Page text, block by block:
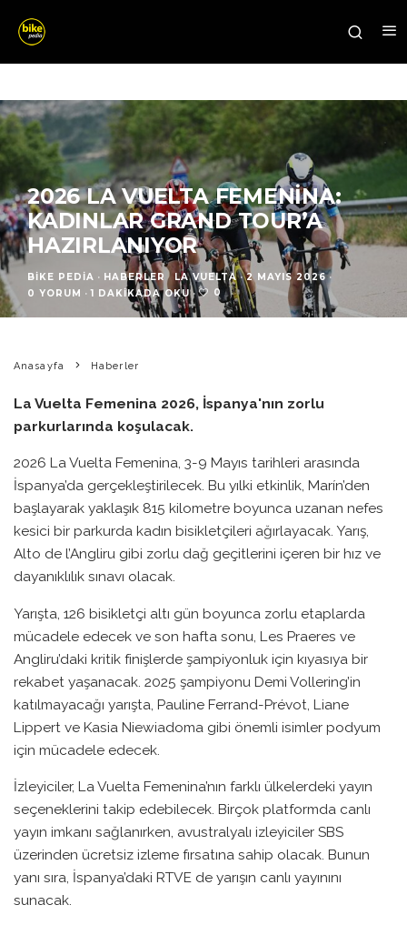
2026 LA VUELTA FEMENINA:
KADINLAR GRAND TOUR’A
HAZIRLANIYOR
BIKE PEDIA · HABERLER LA VUELTA · 2 MAYIS 2026 ·
0 YORUM · 1 DAKIKADA OKU · 0
Anasayfa Haberler
La Vuelta Femenina 2026, İspanya'nın zorlu
parkurlarında koşulacak.
2026 La Vuelta Femenina, 3-9 Mayıs tarihleri arasında
İspanya’da gerçekleştirilecek. Bu yılki etkinlik, Marín’den
başlayarak yaklaşık 815 kilometre boyunca uzanan nefes
kesici bir parkurda kadın bisikletçileri ağırlayacak. Yarış,
Alto de l’Angliru gibi zorlu dağ geçitlerini içeren bir hız ve
dayanıklılık sınavı olacak.
Yarışta, 126 bisikletçi altı gün boyunca zorlu etaplarda
mücadele edecek ve son hafta sonu, Les Praeres ve
Angliru’daki kritik finişlerde şampiyonluk için kıyasıya bir
rekabet yaşanacak. 2025 şampiyonu Demi Vollering’in
katılmayacağı yarışta, Pauline Ferrand-Prévot, Liane
Lippert ve Kasia Niewiadoma gibi önemli isimler podyum
için mücadele edecek.
İzleyiciler, La Vuelta Femenina’nın farklı ülkelerdeki yayın
seçeneklerini takip edebilecek. Birçok platformda canlı
yayın imkanı sağlanırken, avustralyalı izleyiciler SBS
üzerinden ücretsiz izleme fırsatına sahip olacak. Bunun
yanı sıra, İspanya’daki RTVE de yarışın canlı yayınını
sunacak.